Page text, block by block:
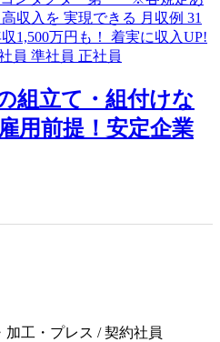
組立て・組付けな
用前提！安定企業
加工・プレス / 契約社員